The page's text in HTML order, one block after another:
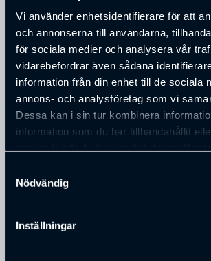
Vi använder enhetsidentifierare för att
och annonserna till användarna,
för sociala medier och analysera vår
vidarebefordrar även sådana
information från din enhet till de sociala
annons- och analysföretag som vi
Dessa kan i sin tur kombinera
information som du har tillhandahållit
Nödvändig
Inställningar
fredrik.svantesson@involvus.se
PERSONER SOM JOBBAR PÅ